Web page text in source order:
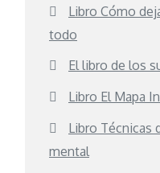
Libro Cómo
todo
El libro de los
Libro El Mapa
Libro Técnicas
mental